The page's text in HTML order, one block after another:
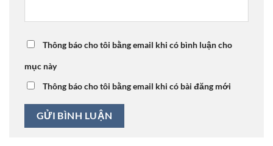
Thông báo cho tôi bằng email khi có bình luận cho
mục này
Thông báo cho tôi bằng email khi có bài đăng mới